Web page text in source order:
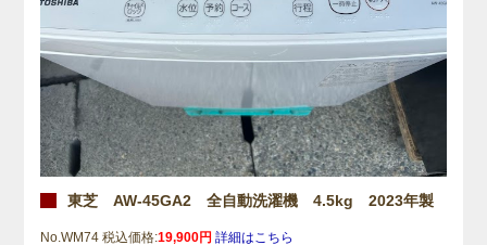
東芝 AW-45GA2 全自動洗濯機 4.5kg 2023年製
No.WM74 税込価格:19,900円 詳細はこちら